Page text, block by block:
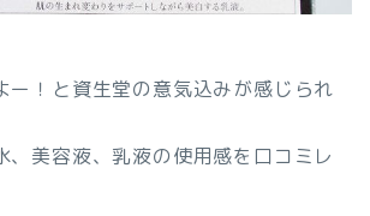
ー！と資生堂の意気込みが感じられ
、美容液、乳液の使用感を口コミレ